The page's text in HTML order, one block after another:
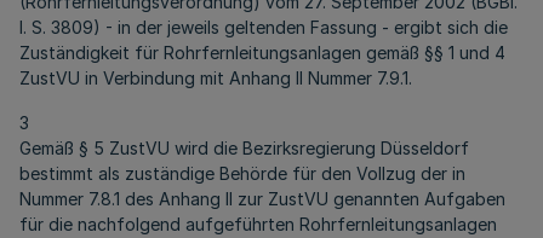
I. S. 3809) - in der jeweils geltenden Fassung - ergibt sich die
Zuständigkeit für Rohrfernleitungsanlagen gemäß §§ 1 und 4
ZustVU in Verbindung mit Anhang II Nummer 7.9.1.
3
Gemäß § 5 ZustVU wird die Bezirksregierung Düsseldorf
bestimmt als zuständige Behörde für den Vollzug der in
Nummer 7.8.1 des Anhang II zur ZustVU genannten Aufgaben
für die nachfolgend aufgeführten Rohrfernleitungsanlagen